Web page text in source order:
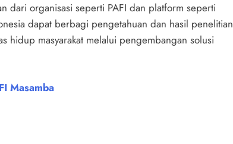
dari organisasi seperti PAFI dan platform seperti
dapat berbagi pengetahuan dan hasil penelitian
hidup masyarakat melalui pengembangan solusi
Masamba